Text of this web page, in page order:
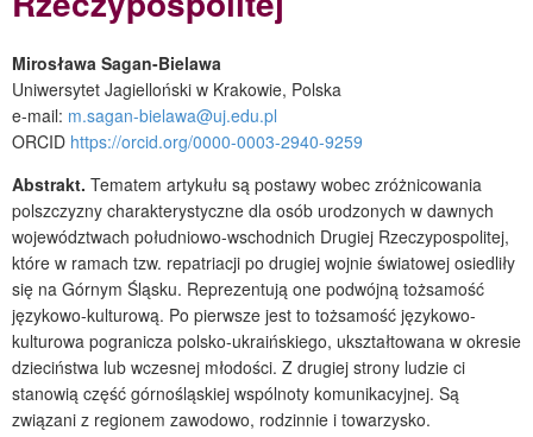
Mirosława Sagan-Bielawa
Uniwersytet Jagielloński w Krakowie, Polska
e-mail: m.sagan-bielawa@uj.edu.pl
ORCID https://orcid.org/0000-0003-2940-9259
Abstrakt. Tematem artykułu są postawy wobec zróżnicowania
polszczyzny charakterystyczne dla osób urodzonych w dawnych
województwach południowo-wschodnich Drugiej Rzeczypospolitej,
które w ramach tzw. repatriacji po drugiej wojnie światowej osiedliły
się na Górnym Śląsku. Reprezentują one podwójną tożsamość
językowo-kulturową. Po pierwsze jest to tożsamość językowo-
kulturowa pogranicza polsko-ukraińskiego, ukształtowana w okresie
dzieciństwa lub wczesnej młodości. Z drugiej strony ludzie ci
stanowią część górnośląskiej wspólnoty komunikacyjnej. Są
związani z regionem zawodowo, rodzinnie i towarzysko.